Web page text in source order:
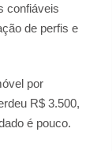
confiáveis
de perfis e
por
R$ 3.500,
é pouco.